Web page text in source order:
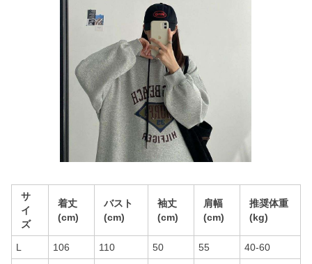
サ
イ
ズ
着丈
(cm)
バスト
(cm)
袖丈
(cm)
肩幅
(cm)
推奨体重
(kg)
L 106 110 50 55 40-60